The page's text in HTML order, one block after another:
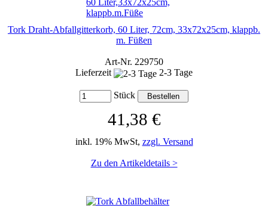
Tork Draht-Abfallgitterkorb, 60 Liter, 72cm, 33x72x25cm, klappb.
m. Füßen
Art-Nr. 229750
Lieferzeit
2-3 Tage
Stück
41,38 €
inkl. 19% MwSt, zzgl. Versand
Zu den Artikeldetails >